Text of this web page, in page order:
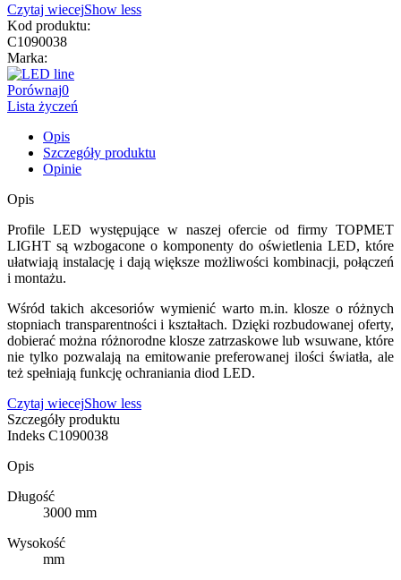
Czytaj wiecejShow less
Kod produktu:
C1090038
Marka:
Porównaj0
Lista życzeń
Opis
Szczegóły produktu
Opinie
Opis
Profile LED występujące w naszej ofercie od firmy TOPMET
LIGHT są wzbogacone o komponenty do oświetlenia LED, które
ułatwiają instalację i dają większe możliwości kombinacji, połączeń
i montażu.
Wśród takich akcesoriów wymienić warto m.in. klosze o różnych
stopniach transparentności i kształtach. Dzięki rozbudowanej oferty,
dobierać można różnorodne klosze zatrzaskowe lub wsuwane, które
nie tylko pozwalają na emitowanie preferowanej ilości światła, ale
też spełniają funkcję ochraniania diod LED.
Czytaj wiecejShow less
Szczegóły produktu
Indeks C1090038
Opis
Długość
3000 mm
Wysokość
mm